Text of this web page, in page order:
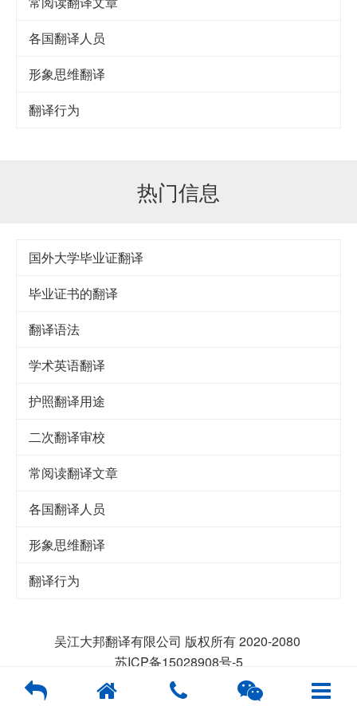
各国翻译人员
形象思维翻译
翻译行为
热门信息
国外大学毕业证翻译
毕业证书的翻译
翻译语法
学术英语翻译
护照翻译用途
二次翻译审校
常阅读翻译文章
各国翻译人员
形象思维翻译
翻译行为
吴江大邦翻译有限公司 版权所有 2020-2080
苏ICP备15028908号-5